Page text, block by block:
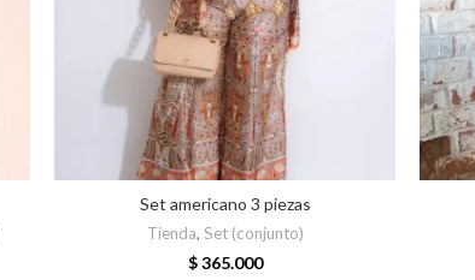
Set americano 3 piezas
Tienda, Set (conjunto)
$365.000